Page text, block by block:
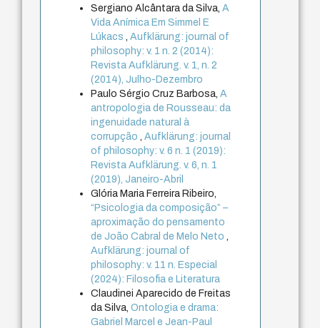
Sergiano Alcântara da Silva,A
Vida Anímica Em Simmel E
Lúkacs
,Aufklärung: journal of
philosophy: v. 1 n. 2 (2014):
Revista Aufklärung. v. 1, n. 2
(2014), Julho-Dezembro
Paulo Sérgio Cruz Barbosa,A
antropologia de Rousseau: da
ingenuidade natural à
corrupção
,Aufklärung: journal
of philosophy: v. 6 n. 1 (2019):
Revista Aufklärung. v. 6, n. 1
(2019), Janeiro-Abril
Glória Maria Ferreira Ribeiro,
“Psicologia da composição” –
aproximação do pensamento
de João Cabral de Melo Neto
Aufklärung: journal of
philosophy: v. 11 n. Especial
(2024): Filosofia e Literatura
Claudinei Aparecido de Freitas
da Silva,Ontologia e drama:
Gabriel Marcel e Jean-Paul